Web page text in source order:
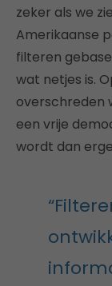
zeker als we
Amerikaanse
filteren
wat netjes is.
overschreden
een vrije
wordt dan